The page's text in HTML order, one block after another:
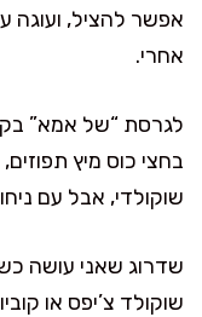
אפשר להציל, ועוגה
אחרי.
לגרסת “של אמא”
בחצי כוס מיץ
שוקולדי, אבל עם
שדרוג שאני עושה
שוקולד צ’יפס או